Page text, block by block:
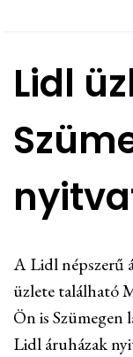
Lidl
A Lidl népszerű
üzlete található
Ön is Szümegen
Lidl áruházak